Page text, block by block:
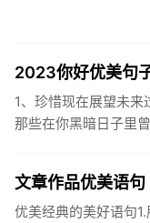
2023你好优美句
1、珍惜现在展望未
那些在你黑暗日子里
文章作品优美语句
优美经典的美好语句